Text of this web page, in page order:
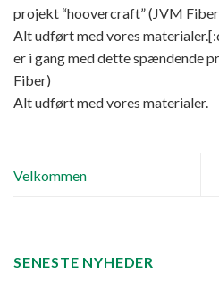
projekt “hoovercraft” (JVM
Alt udført med vores
er i gang med dette spændende
Fiber)
Alt udført med vores materialer.
Velkommen
SENESTE NYHEDER